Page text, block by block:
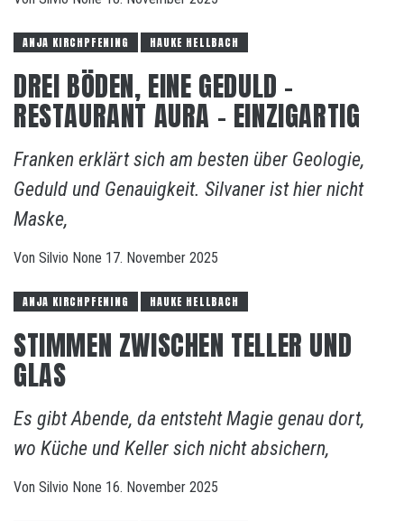
ANJA KIRCHPFENING HAUKE HELLBACH
DREI BÖDEN, EINE GEDULD –
RESTAURANT AURA – EINZIGARTIG
Franken erklärt sich am besten über Geologie,
Geduld und Genauigkeit. Silvaner ist hier nicht
Maske,
Von Silvio None 17. November 2025
ANJA KIRCHPFENING HAUKE HELLBACH
STIMMEN ZWISCHEN TELLER UND
GLAS
Es gibt Abende, da entsteht Magie genau dort,
wo Küche und Keller sich nicht absichern,
Von Silvio None 16. November 2025